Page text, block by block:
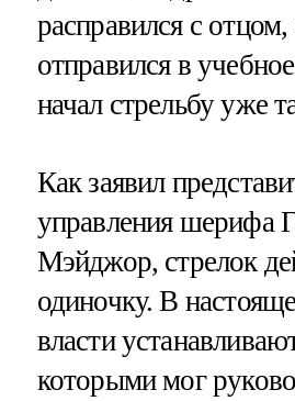
расправился с отцом,
отправился в
начал стрельбу уже
Как заявил
управления шерифа
Мэйджор, стрелок
одиночку. В
власти
которыми мог